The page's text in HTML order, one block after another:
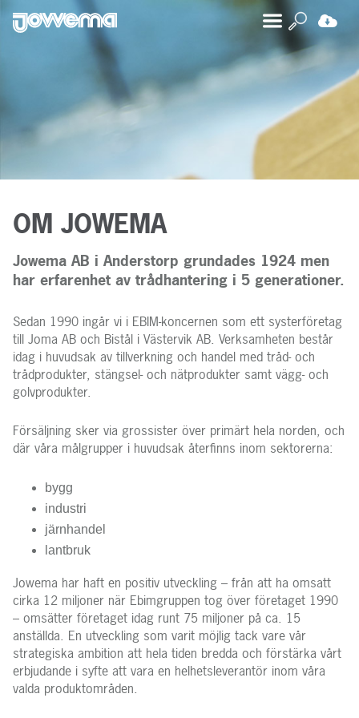
OM JOWEMA
Jowema AB i Anderstorp grundades 1924 men
har erfarenhet av trådhantering i 5 generationer.
Sedan 1990 ingår vi i EBIM-koncernen som ett systerföretag
till Joma AB och Bistål i Västervik AB. Verksamheten består
idag i huvudsak av tillverkning och handel med tråd- och
trådprodukter, stängsel- och nätprodukter samt vägg- och
golvprodukter.
Försäljning sker via grossister över primärt hela norden, och
där våra målgrupper i huvudsak återfinns inom sektorerna:
bygg
industri
järnhandel
lantbruk
Jowema har haft en positiv utveckling – från att ha omsatt
cirka 12 miljoner när Ebimgruppen tog över företaget 1990
– omsätter företaget idag runt 75 miljoner på ca. 15
anställda. En utveckling som varit möjlig tack vare vår
strategiska ambition att hela tiden bredda och förstärka vårt
erbjudande i syfte att vara en helhetsleverantör inom våra
valda produktområden.